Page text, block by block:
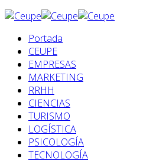
Portada
CEUPE
EMPRESAS
MARKETING
RRHH
CIENCIAS
TURISMO
LOGÍSTICA
PSICOLOGÍA
TECNOLOGÍA